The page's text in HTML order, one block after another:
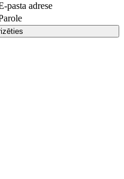
pasta adrese